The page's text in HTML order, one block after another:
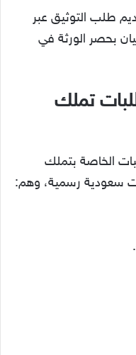
طلب التوثيق عبر
بحصر الورثة في
تملك
الخاصة بتملك